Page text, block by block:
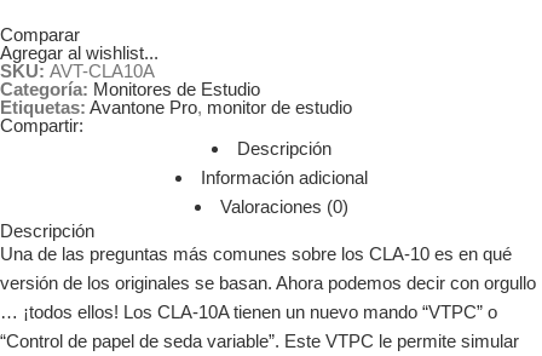
Comparar
Agregar al wishlist...
SKU: AVT-CLA10A
Categoría: Monitores de Estudio
Etiquetas: Avantone Pro, monitor de estudio
Compartir:
Descripción
Información adicional
Valoraciones (0)
Descripción
Una de las preguntas más comunes sobre los CLA-10 es en qué
versión de los originales se basan. Ahora podemos decir con orgullo
… ¡todos ellos! Los CLA-10A tienen un nuevo mando “VTPC” o
“Control de papel de seda variable”. Este VTPC le permite simular